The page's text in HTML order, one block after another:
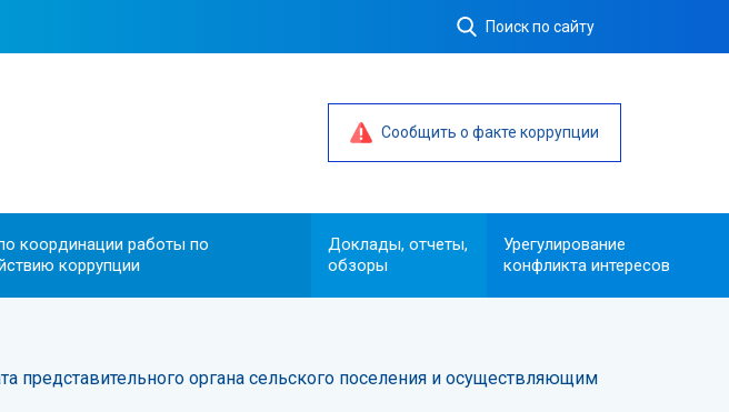
Поиск по сайту
Сообщить о факте коррупции
координации работы по
коррупции
Доклады, отчеты,
обзоры
Урегулирование
конфликта интересов
органа сельского поселения и осуществляющим